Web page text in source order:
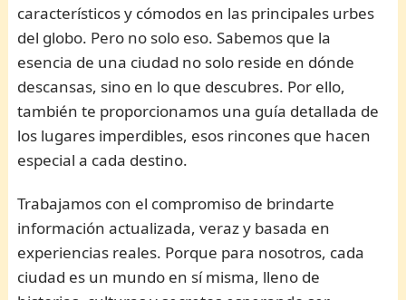
característicos y cómodos en las principales urbes
del globo. Pero no solo eso. Sabemos que la
esencia de una ciudad no solo reside en dónde
descansas, sino en lo que descubres. Por ello,
también te proporcionamos una guía detallada de
los lugares imperdibles, esos rincones que hacen
especial a cada destino.
Trabajamos con el compromiso de brindarte
información actualizada, veraz y basada en
experiencias reales. Porque para nosotros, cada
ciudad es un mundo en sí misma, lleno de